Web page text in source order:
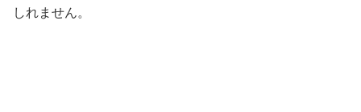
しれません。